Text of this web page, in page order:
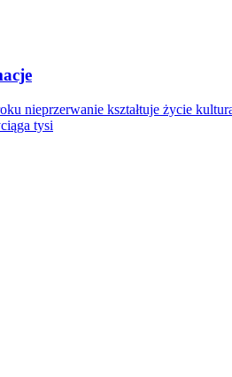
nieprzerwanie kształtuje życie
tysi